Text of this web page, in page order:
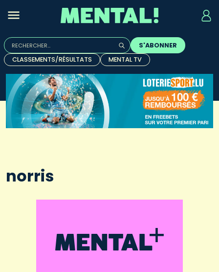
Rechercher :
Quand les résultats de l'auto-complétion sont
S'ABONNER
CLASSEMENTS/RÉSULTATS
MENTAL TV
norris